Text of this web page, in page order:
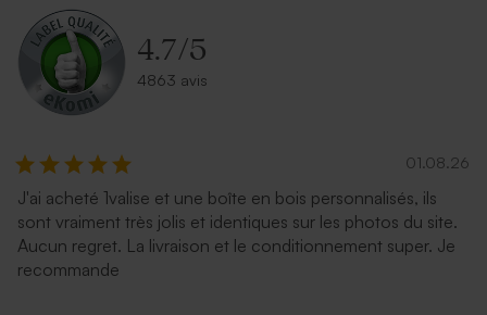
4.7/5
4863 avis
01.08.26
J'ai acheté 1valise et une boîte en bois personnalisés, ils
sont vraiment très jolis et identiques sur les photos du site.
Aucun regret. La livraison et le conditionnement super. Je
recommande